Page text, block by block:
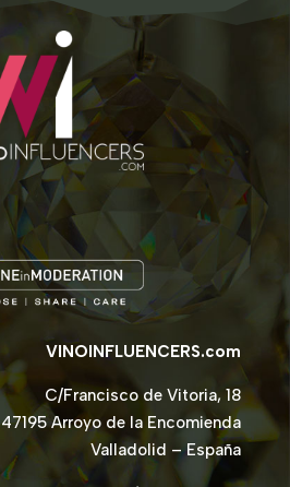
VINOINFLUENCERS.com
C/Francisco de Vitoria, 18
47195 Arroyo de la Encomienda
Valladolid – España